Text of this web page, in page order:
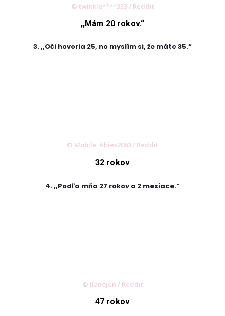
© twinkle****333 / Reddit
,,Mám 20 rokov.“
3. ,,Oči hovoria 25, no myslím si, že máte 35.“
© Mobile_Abies2063 / Reddit
32 rokov
4. ,,Podľa mňa 27 rokov a 2 mesiace.“
© llanojen / Reddit
47 rokov